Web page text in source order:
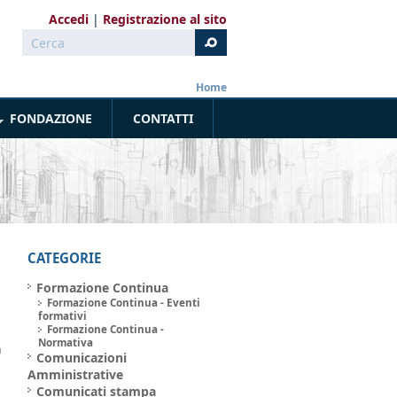
Accedi Registrazione al sito
Form di ricerca
Cerca
Home
FONDAZIONE CONTATTI
CATEGORIE
Formazione Continua
Formazione Continua - Eventi
formativi
Formazione Continua -
Normativa
Comunicazioni
Amministrative
Comunicati stampa